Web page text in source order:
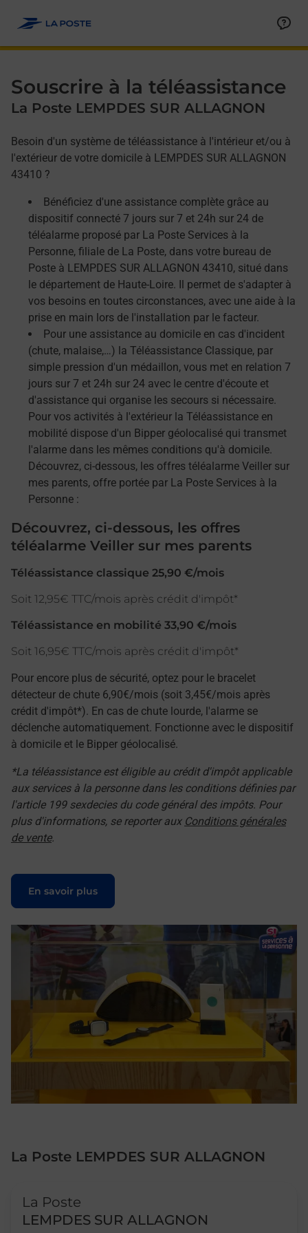
Souscrire à la téléassistance
La Poste LEMPDES SUR ALLAGNON
Besoin d'un système de téléassistance à l'intérieur et/ou à
l'extérieur de votre domicile à LEMPDES SUR ALLAGNON
43410 ?
Bénéficiez d'une assistance complète grâce au
dispositif connecté 7 jours sur 7 et 24h sur 24 de
téléalarme proposé par La Poste Services à la
Personne, filiale de La Poste, dans votre bureau de
Poste à LEMPDES SUR ALLAGNON 43410, situé dans
le département de Haute-Loire. Il permet de s'adapter à
vos besoins en toutes circonstances, avec une aide à la
prise en main lors de l'installation par le facteur.
Pour une assistance au domicile en cas d'incident
(chute, malaise,…) la Téléassistance Classique, par
simple pression d'un médaillon, vous met en relation 7
jours sur 7 et 24h sur 24 avec le centre d'écoute et
d'assistance qui organise les secours si nécessaire.
Pour vos activités à l'extérieur la Téléassistance en
mobilité dispose d'un Bipper géolocalisé qui transmet
l'alarme dans les mêmes conditions qu'à domicile.
Découvrez, ci-dessous, les offres téléalarme Veiller sur
mes parents, offre portée par La Poste Services à la
Personne :
Découvrez, ci-dessous, les offres
téléalarme Veiller sur mes parents
Téléassistance classique 25,90 €/mois
Soit 12,95€ TTC/mois après crédit d'impôt*
Téléassistance en mobilité 33,90 €/mois
Soit 16,95€ TTC/mois après crédit d'impôt*
Pour encore plus de sécurité, optez pour le bracelet
détecteur de chute 6,90€/mois (soit 3,45€/mois après
crédit d'impôt*). En cas de chute lourde, l'alarme se
déclenche automatiquement. Fonctionne avec le dispositif
à domicile et le Bipper géolocalisé.
*La téléassistance est éligible au crédit d'impôt applicable
aux services à la personne dans les conditions définies par
l'article 199 sexdecies du code général des impôts. Pour
plus d'informations, se reporter aux Conditions générales
de vente.
En savoir plus
Le lien s'ouvre dans un nouvel onglet
La Poste LEMPDES SUR ALLAGNON
La Poste
LEMPDES SUR ALLAGNON